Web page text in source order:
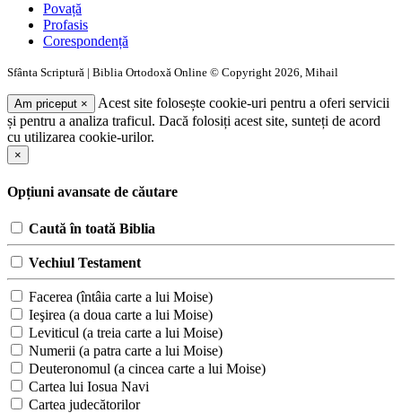
Povață
Profasis
Corespondență
Sfânta Scriptură | Biblia Ortodoxă Online © Copyright 2026, Mihail
Am priceput ×
Acest site folosește cookie-uri pentru a oferi servicii
și pentru a analiza traficul. Dacă folosiți acest site, sunteți de acord
cu utilizarea cookie-urilor.
×
Opțiuni avansate de căutare
Caută în toată Biblia
Vechiul Testament
Facerea (întâia carte a lui Moise)
Ieşirea (a doua carte a lui Moise)
Leviticul (a treia carte a lui Moise)
Numerii (a patra carte a lui Moise)
Deuteronomul (a cincea carte a lui Moise)
Cartea lui Iosua Navi
Cartea judecătorilor